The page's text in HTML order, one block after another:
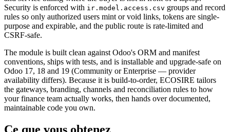
Security is enforced with ir.model.access.csv groups and record
rules so only authorized users mint or void links, tokens are single-
purpose and expirable, and the public route is rate-limited and
CSRF-safe.
The module is built clean against Odoo's ORM and manifest
conventions, ships with tests, and is installable and upgrade-safe on
Odoo 17, 18 and 19 (Community or Enterprise — provider
availability differs). Because it is build-to-order, ECOSIRE tailors
the gateways, branding, channels and reconciliation rules to how
your finance team actually works, then hands over documented,
maintainable code you own.